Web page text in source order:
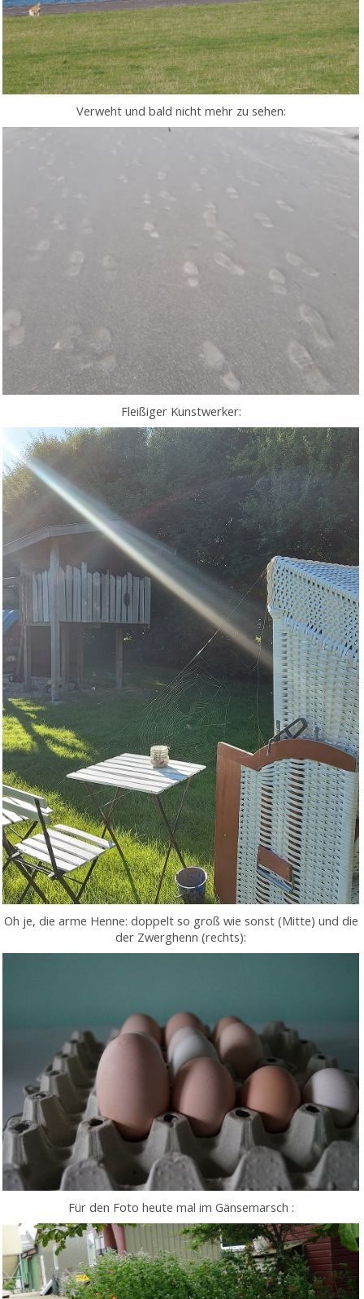
Verweht und bald nicht mehr zu sehen:
Fleißiger Kunstwerker:
Oh je, die arme Henne: doppelt so groß wie sonst (Mitte) und die
der Zwerghenn (rechts):
Für den Foto heute mal im Gänsemarsch :